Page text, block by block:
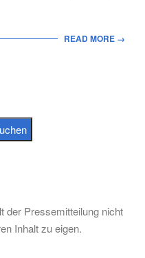
READ MORE →
der Pressemitteilung nicht
Inhalt zu eigen.